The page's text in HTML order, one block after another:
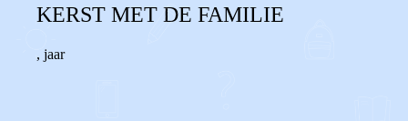
KERST MET DE FAMILIE
, jaar